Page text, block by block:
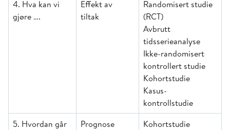
4. Hva kan vi
gjøre ….
Effekt av
tiltak
Randomisert studie
(RCT)
Avbrutt
tidsserieanalyse
Ikke-randomisert
kontrollert studie
Kohortstudie
Kasus-
kontrollstudie
5. Hvordan går
Prognose Kohortstudie